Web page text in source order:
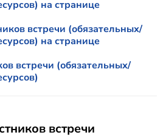
на странице
встречи (обязательных/
на странице
встречи (обязательных/
встречи